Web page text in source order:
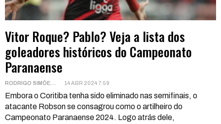
Vitor Roque? Pablo? Veja a lista dos
goleadores históricos do Campeonato
Paranaense
14 ABR 2024 7:59
Embora o Coritiba tenha sido eliminado nas semifinais, o
atacante Robson se consagrou como o artilheiro do
Campeonato Paranaense 2024. Logo atrás dele,